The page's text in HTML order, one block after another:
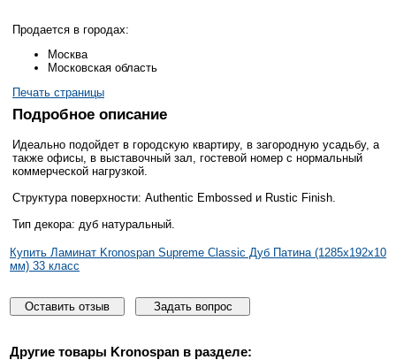
Продается в городах:
Москва
Московская область
Печать страницы
Подробное описание
Идеально подойдет в городскую квартиру, в загородную усадьбу, а
также офисы, в выставочный зал, гостевой номер с нормальный
коммерческой нагрузкой.
Структура поверхности: Authentic Embossed и Rustic Finish.
Тип декора: дуб натуральный.
Купить Ламинат Kronospan Supreme Classic Дуб Патина (1285x192x10
мм) 33 класс
Оставить отзыв Задать вопрос
Другие товары Kronospan в разделе: